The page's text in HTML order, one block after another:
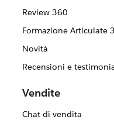
Review 360
Formazione Articulate
Novità
Recensioni e
Vendite
Chat di vendita